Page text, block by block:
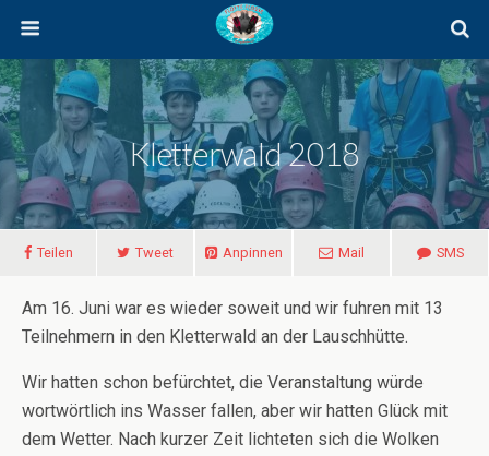
Kletterwald 2018
Teilen Tweet Anpinnen Mail SMS
Am 16. Juni war es wieder soweit und wir fuhren mit 13
Teilnehmern in den Kletterwald an der Lauschhütte.
Wir hatten schon befürchtet, die Veranstaltung würde
wortwörtlich ins Wasser fallen, aber wir hatten Glück mit
dem Wetter. Nach kurzer Zeit lichteten sich die Wolken